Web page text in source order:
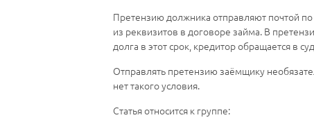
Претензию должника отправляют почтой
из реквизитов в договоре займа. В
долга в этот срок, кредитор обращается в
Отправлять претензию заёмщику
нет такого условия.
Статья относится к группе: